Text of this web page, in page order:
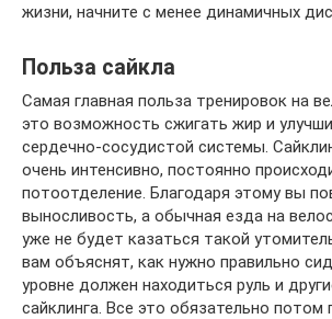
жизни, начните с менее динамичных
Польза сайкла
Самая главная польза тренировок на
это возможность сжигать жир и
сердечно-сосудистой системы.
очень интенсивно, постоянно
потоотделение. Благодаря этому вы
выносливость, а обычная езда на
уже не будет казаться такой
вам объяснят, как нужно правильно
уровне должен находиться руль и
сайклинга. Все это обязательно потом